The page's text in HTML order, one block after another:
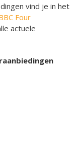
vind je in het
Four
actuele